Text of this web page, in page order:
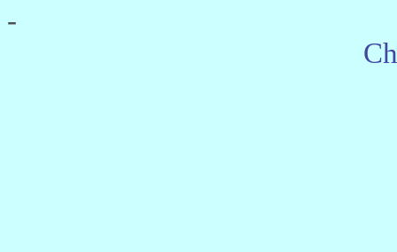
-